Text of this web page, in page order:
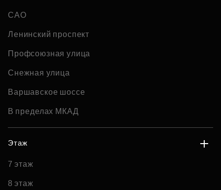
САО
Ленинский проспект
Профсоюзная улица
Снежная улица
Варшавское шоссе
В пределах МКАД
Этаж
7 этаж
8 этаж